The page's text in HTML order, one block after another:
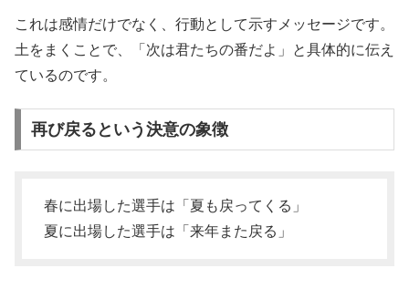
これは感情だけでなく、行動として示すメッセージです。
土をまくことで、「次は君たちの番だよ」と具体的に伝え
ているのです。
再び戻るという決意の象徴
春に出場した選手は「夏も戻ってくる」
夏に出場した選手は「来年また戻る」